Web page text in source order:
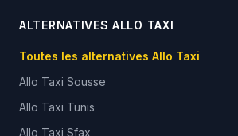
ALTERNATIVES ALLO TAXI
Toutes les alternatives Allo Taxi
Allo Taxi Sousse
Allo Taxi Tunis
Allo Taxi Sfax